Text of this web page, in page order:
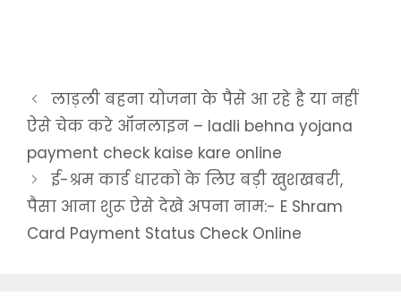
लाड़ली बहना योजना के पैसे आ रहे है या नहीं
ऐसे चेक करे ऑनलाइन – ladli behna yojana
payment check kaise kare online
ई-श्रम कार्ड धारकों के लिए बड़ी खुशखबरी,
पैसा आना शुरू ऐसे देखे अपना नाम:- E Shram
Card Payment Status Check Online